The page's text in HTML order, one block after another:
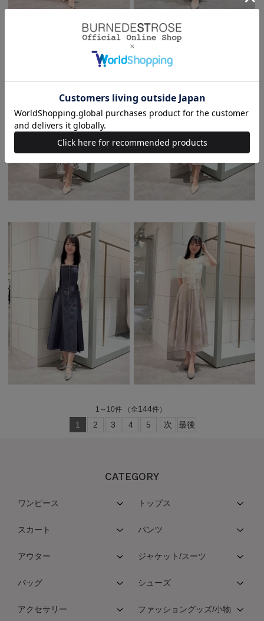
1 ～ 10件 （全144件）
1 2 3 4 5 次 最後
CATEGORY
ワンピース トップス
スカート パンツ
アウター ジャケット/スーツ
バッグ シューズ
アクセサリー ファッショングッズ/小物